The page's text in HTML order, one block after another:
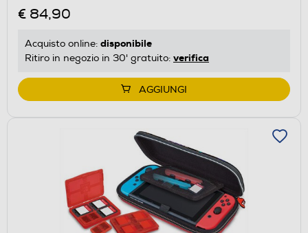
€ 84,90
Acquisto online: disponibile
Ritiro in negozio in 30' gratuito: verifica
AGGIUNGI